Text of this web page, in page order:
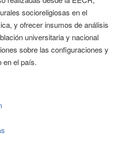
socioreligiosas en el
y ofrecer insumos de análisis
universitaria y nacional
sobre las configuraciones y
en el país.